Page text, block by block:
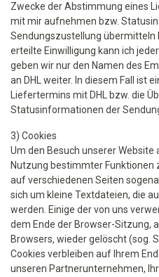
Zwecke der Abstimmung eines
mit mir aufnehmen bzw.
Sendungszustellung übermitteln
erteilte Einwilligung kann ich
geben wir nur den Namen des
an DHL weiter. In diesem Fall ist
Liefertermins mit DHL bzw. die
Statusinformationen der
3) Cookies
Um den Besuch unserer
Nutzung bestimmter Funktionen
auf verschiedenen Seiten
sich um kleine Textdateien, die
werden. Einige der von uns
dem Ende der Browser-Sitzung,
Browsers, wieder gelöscht (sog.
Cookies verbleiben auf Ihrem
unseren Partnerunternehmen,